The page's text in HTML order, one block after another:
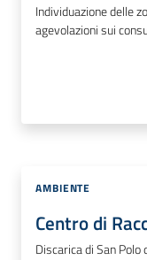
Individuazione delle
agevolazioni sui
AMBIENTE
Centro di
Discarica di San Polo